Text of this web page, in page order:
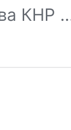
КНР